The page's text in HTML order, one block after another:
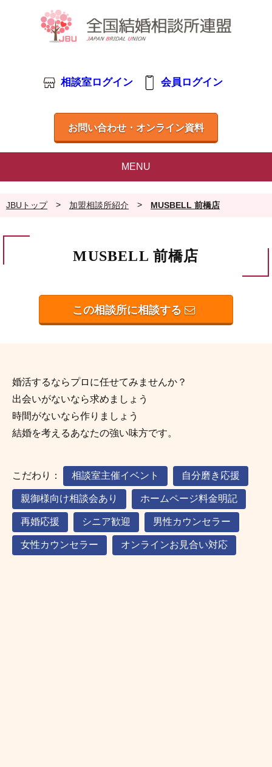
相談室ログイン 会員ログイン
お問い合わせ・オンライン資料
MENU
JBUトップ > 加盟相談所紹介 > MUSBELL 前橋店
MUSBELL 前橋店
この相談所に相談する
婚活するならプロに任せてみませんか？
出会いがないなら求めましょう
時間がないなら作りましょう
結婚を考えるあなたの強い味方です。
こだわり： 相談室主催イベント 自分磨き応援
親御様向け相談会あり ホームページ料金明記
再婚応援 シニア歓迎 男性カウンセラー
女性カウンセラー オンラインお見合い対応